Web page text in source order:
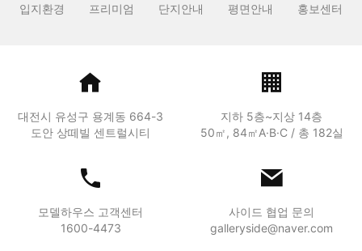
입지환경
프리미엄 단지안내 평면안내 홍보센터
대전시 유성구 용계동 664-3
도안 상떼빌 센트럴시티
지하 5층~지상 14층
50㎡, 84㎡A·B·C / 총 182실
모델하우스 고객센터
1600-4473
사이드 협업 문의
galleryside@naver.com